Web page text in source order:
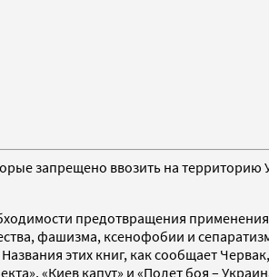
запрещено ввозить на территорию
предотвращения
фашизма, ксенофобии и
этих книг, как сообщает
«Киев капут» и «Полет боя –